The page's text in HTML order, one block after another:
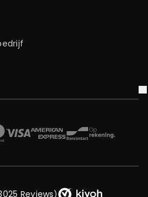
Visa American Express
BancontactOp rekening
Reviews)